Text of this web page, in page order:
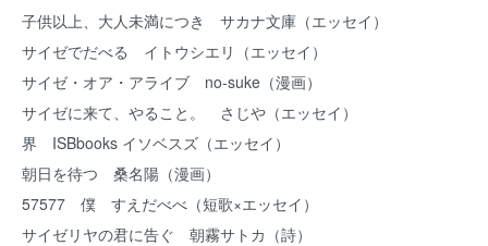
子供以上、大人未満につき サカナ文庫（エッセイ）
サイゼでだべる イトウシエリ（エッセイ）
サイゼ・オア・アライブ no-suke（漫画）
サイゼに来て、やること。 さじや（エッセイ）
界 ISBbooks イソベスズ（エッセイ）
朝日を待つ 桑名陽（漫画）
57577 僕 すえだべべ（短歌×エッセイ）
サイゼリヤの君に告ぐ 朝霧サトカ（詩）